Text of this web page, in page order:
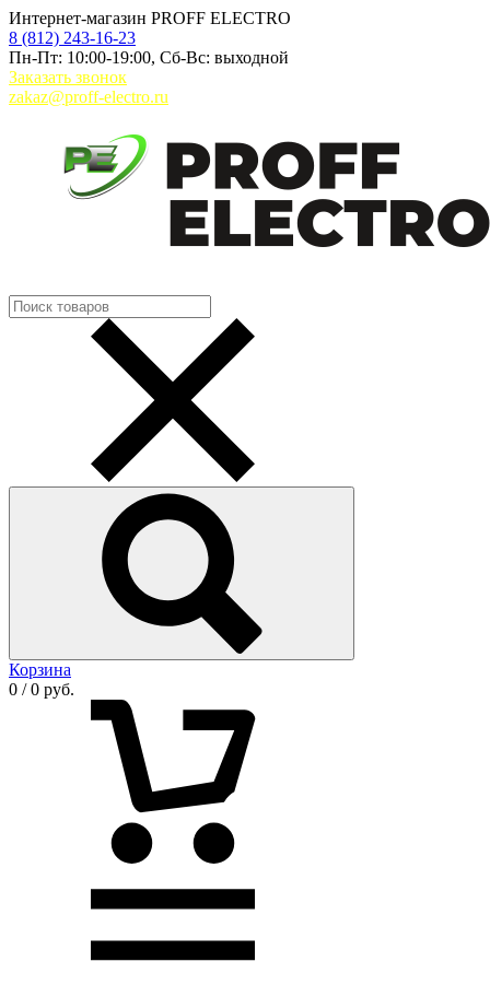
Интернет-магазин PROFF ELECTRO
8 (812) 243-16-23
Пн-Пт: 10:00-19:00, Сб-Вс: выходной
Заказать звонок
zakaz@proff-electro.ru
Корзина
0 / 0 руб.